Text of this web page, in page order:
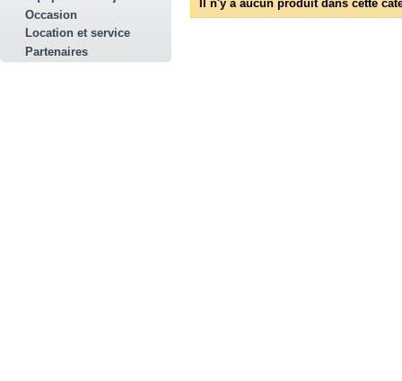
Occasion
Location et service
Partenaires
Il n'y a aucun produit dans cette